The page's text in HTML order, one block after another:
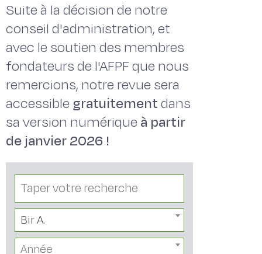
Suite à la décision de notre
conseil d'administration, et
avec le soutien des membres
fondateurs de l'AFPF que nous
remercions, notre revue sera
accessible gratuitementdans
sa version numérique à partir
de janvier 2026 !
Bir A.
Année